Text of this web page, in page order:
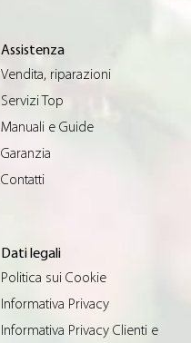
Assistenza
Vendita, riparazioni
Servizi Top
Manuali e Guide
Garanzia
Contatti
Dati legali
Politica sui Cookie
Informativa Privacy
Informativa Privacy Clienti e